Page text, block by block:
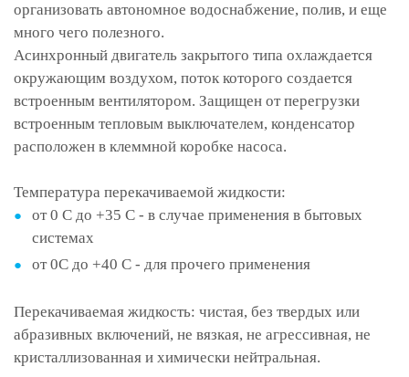
организовать автономное водоснабжение, полив, и еще
много чего полезного.
Асинхронный двигатель закрытого типа охлаждается
окружающим воздухом, поток которого создается
встроенным вентилятором. Защищен от перегрузки
встроенным тепловым выключателем, конденсатор
расположен в клеммной коробке насоса.
Температура перекачиваемой жидкости:
от 0 С до +35 С - в случае применения в бытовых
системах
от 0С до +40 С - для прочего применения
Перекачиваемая жидкость: чистая, без твердых или
абразивных включений, не вязкая, не агрессивная, не
кристаллизованная и химически нейтральная.